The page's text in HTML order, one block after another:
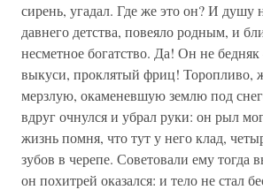
сирень, угадал. Где же это он? И душу
давнего детства, повеяло родным, и
несметное богатство. Да! Он не
выкуси, проклятый фриц! Торопливо,
мерзлую, окаменевшую землю под
вдруг очнулся и убрал руки: он рыл
жизнь помня, что тут у него клад,
зубов в черепе. Советовали ему тогда
он похитрей оказался: и тело не стал